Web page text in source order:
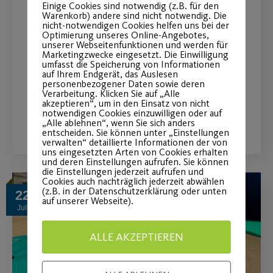
Tanzshows in der Stadthalle
Fürth!
Jetzt noch schnell Tickets sichern!
WEITERLESEN
22
Juli
Einige Cookies sind notwendig (z.B. für den
Warenkorb) andere sind nicht notwendig. Die
nicht-notwendigen Cookies helfen uns bei der
Optimierung unseres Online-Angebotes,
unserer Webseitenfunktionen und werden für
Marketingzwecke eingesetzt. Die Einwilligung
umfasst die Speicherung von Informationen
auf Ihrem Endgerät, das Auslesen
personenbezogener Daten sowie deren
Verarbeitung. Klicken Sie auf „Alle
akzeptieren“, um in den Einsatz von nicht
notwendigen Cookies einzuwilligen oder auf
„Alle ablehnen“, wenn Sie sich anders
entscheiden. Sie können unter „Einstellungen
verwalten“ detaillierte Informationen der von
uns eingesetzten Arten von Cookies erhalten
und deren Einstellungen aufrufen. Sie können
die Einstellungen jederzeit aufrufen und
Cookies auch nachträglich jederzeit abwählen
(z.B. in der Datenschutzerklärung oder unten
auf unserer Webseite).
ALLE AKZEPTIEREN